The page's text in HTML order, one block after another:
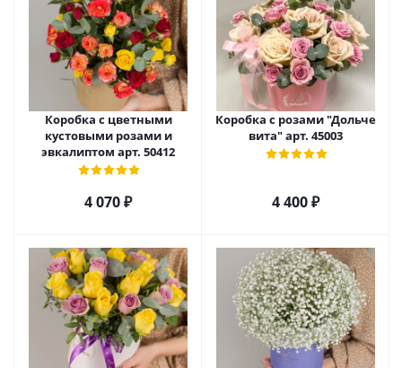
Коробка с цветными
кустовыми розами и
эвкалиптом арт. 50412
4 070₽
Коробка с розами "Дольче
вита" арт. 45003
4 400₽